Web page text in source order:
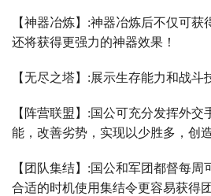
【神器冶炼】 :神器冶炼后不仅可获
还将获得更强力的神器效果！
【无尽之塔】 :展示生存能力和战斗
【阵营联盟】 :国公可充分发挥外交
能，改善劣势，实现以少胜多，创
【团队集结】 :国公和军团都督每周
合适的时机使用集结令更容易获得